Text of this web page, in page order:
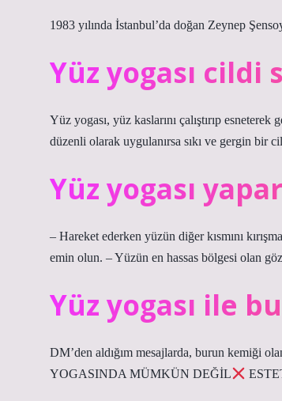
1983 yılında İstanbul’da doğan Zeynep
Yüz yogası cildi
Yüz yogası, yüz kaslarını çalıştırıp
düzenli olarak uygulanırsa sıkı ve gergin bir
Yüz yogası
– Hareket ederken yüzün diğer kısmını
emin olun. – Yüzün en hassas bölgesi olan
Yüz yogası ile
DM’den aldığım mesajlarda, burun kemiği
YOGASINDA MÜMKÜN DEĞİL